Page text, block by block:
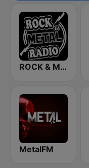
ROCK & METAL
MetalFM